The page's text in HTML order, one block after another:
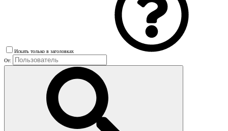
Искать только в заголовках
От: